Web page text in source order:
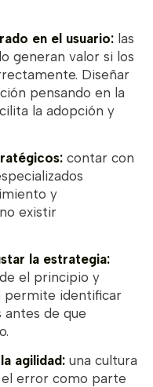
en el usuario: las
generan valor si los
Diseñar
pensando en la
la adopción y
contar con
y
existir
la estrategia:
el principio y
permite identificar
antes de que
agilidad: una cultura
error como parte